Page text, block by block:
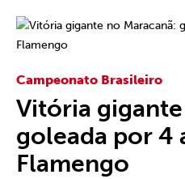
Campeonato Brasileiro
Vitória
goleada por 4
Flamengo